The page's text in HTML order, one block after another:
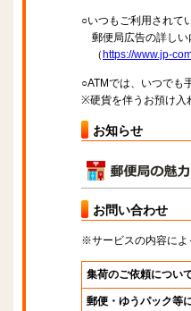
○いつもご利用されて
郵便局広告の詳しい
（ https://www.jp-
○ATMでは、いつでも
※硬貨を伴うお預け入
お知らせ
お問い合わせ
※サービスの内容によ
集荷のご依頼につい
郵便・ゆうパック等